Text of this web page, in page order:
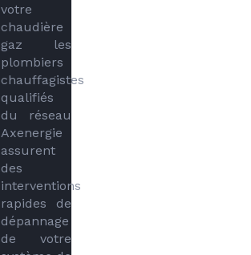
votre
chaudière
gaz les
plombiers
chauffagistes
qualifiés
du réseau
Axenergie
assurent
des
interventions
rapides de
dépannage
de votre